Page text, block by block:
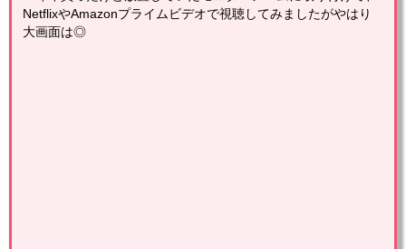
NetflixやAmazonプライムビデオで視聴してみましたがやはり
大画面は◎